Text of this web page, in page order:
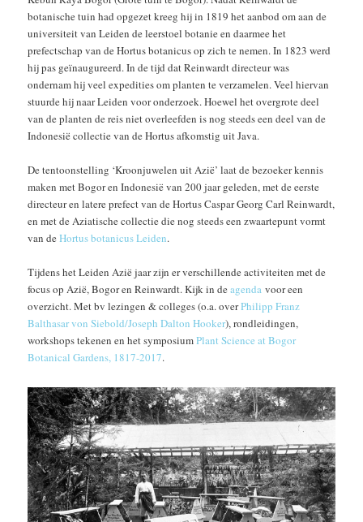
botanische tuin had opgezet kreeg hij in 1819 het aanbod om aan de
universiteit van Leiden de leerstoel botanie en daarmee het
prefectschap van de Hortus botanicus op zich te nemen. In 1823 werd
hij pas geïnaugureerd. In de tijd dat Reinwardt directeur was
ondernam hij veel expedities om planten te verzamelen. Veel hiervan
stuurde hij naar Leiden voor onderzoek. Hoewel het overgrote deel
van de planten de reis niet overleefden is nog steeds een deel van de
Indonesië collectie van de Hortus afkomstig uit Java.
De tentoonstelling ‘Kroonjuwelen uit Azië’ laat de bezoeker kennis
maken met Bogor en Indonesië van 200 jaar geleden, met de eerste
directeur en latere prefect van de Hortus Caspar Georg Carl Reinwardt,
en met de Aziatische collectie die nog steeds een zwaartepunt vormt
van deHortus botanicus Leiden.
Tijdens het Leiden Azië jaar zijn er verschillende activiteiten met de
focus op Azië, Bogor en Reinwardt. Kijk in deagenda voor een
overzicht. Met bv lezingen & colleges (o.a. overPhilipp Franz
Balthasar von Siebold/Joseph Dalton Hooker), rondleidingen,
workshops tekenen en het symposiumPlant Science at Bogor
Botanical Gardens, 1817-2017.